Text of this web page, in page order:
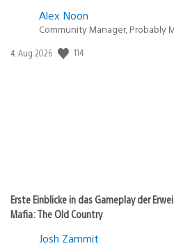
Alex Noon
Community Manager, Probably
Veröffentlichungsdatum:
4. Aug 2026 114
Erste Einblicke in das Gameplay der
Mafia: The Old Country
Josh Zammit